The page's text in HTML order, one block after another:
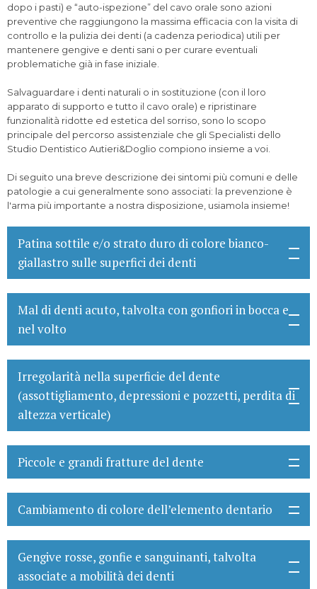
dopo i pasti) e “auto-ispezione” del cavo orale sono azioni
preventive che raggiungono la massima efficacia con la visita di
controllo e la pulizia dei denti (a cadenza periodica) utili per
mantenere gengive e denti sani o per curare eventuali
problematiche già in fase iniziale.
Salvaguardare i denti naturali o in sostituzione (con il loro
apparato di supporto e tutto il cavo orale) e ripristinare
funzionalità ridotte ed estetica del sorriso, sono lo scopo
principale del percorso assistenziale che gli Specialisti dello
Studio Dentistico Autieri&Doglio compiono insieme a voi.
Di seguito una breve descrizione dei sintomi più comuni e delle
patologie a cui generalmente sono associati: la prevenzione è
l'arma più importante a nostra disposizione, usiamola insieme!
Patina sottile e/o strato duro di colore bianco-
giallastro sulle superfici dei denti
Mal di denti acuto, talvolta con gonfiori in bocca e
nel volto
Irregolarità nella superficie del dente
(assottigliamento, depressioni e pozzetti, perdita di
altezza verticale)
Piccole e grandi fratture del dente
Cambiamento di colore dell’elemento dentario
Gengive rosse, gonfie e sanguinanti, talvolta
associate a mobilità dei denti